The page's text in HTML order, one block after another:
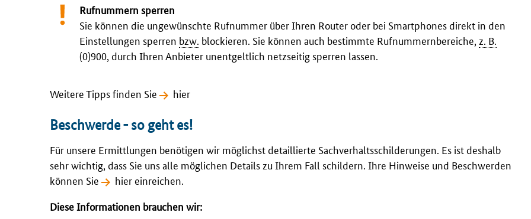
Rufnummern sperren
Sie können die ungewünschte Rufnummer über Ihren Router oder bei Smartphones direkt in den
Einstellungen sperren bzw. blockieren. Sie können auch bestimmte Rufnummernbereiche, z. B.
(0)900, durch Ihren Anbieter unentgeltlich netzseitig sperren lassen.
Weitere Tipps finden Sie hier
Beschwerde - so geht es!
Für unsere Ermittlungen benötigen wir möglichst detaillierte Sachverhaltsschilderungen. Es ist deshalb
sehr wichtig, dass Sie uns alle möglichen Details zu Ihrem Fall schildern. Ihre Hinweise und Beschwerden
können Sie
hier einreichen
Diese Informationen brauchen wir: